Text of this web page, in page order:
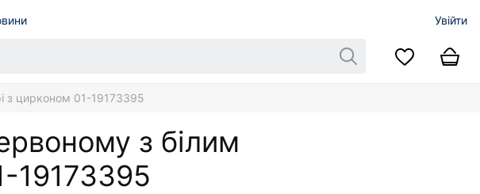
Увійти
з цирконом 01-19173395
з білим
19173395